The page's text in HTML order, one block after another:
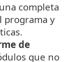
completa
programa y
de
que no